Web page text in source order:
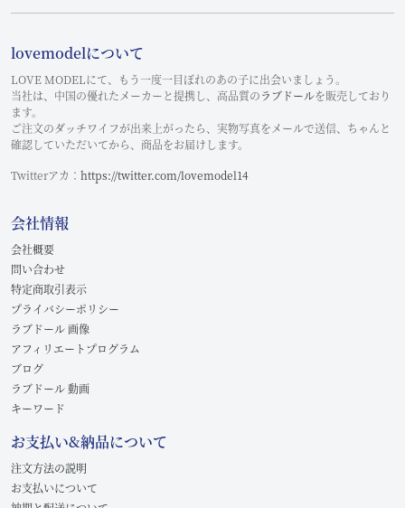
lovemodelについて
LOVE MODELにて、もう一度一目ぼれのあの子に出会いましょう。
当社は、中国の優れたメーカーと提携し、高品質のラブドールを販売しており
ます。
ご注文のダッチワイフが出来上がったら、実物写真をメールで送信、ちゃんと
確認していただいてから、商品をお届けします。
Twitterアカ： https://twitter.com/lovemodel14
会社情報
会社概要
問い合わせ
特定商取引表示
プライバシーポリシー
ラブドール 画像
アフィリエートプログラム
ブログ
ラブドール 動画
キーワード
お支払い&納品について
注文方法の説明
お支払いについて